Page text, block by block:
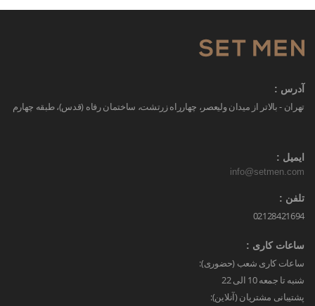
آدرس :
تهران - بالاتر از میدان ولیعصر، چهارراه زرتشت، ساختمان رفاه (قدس)، طبقه چهارم
ایمیل :
info@setmen.com
تلفن :
02128421694
ساعات کاری :
ساعات کاری شعب (حضوری):
شنبه تا جمعه 10 الی 22
پشتیبانی مشتریان (آنلاین):